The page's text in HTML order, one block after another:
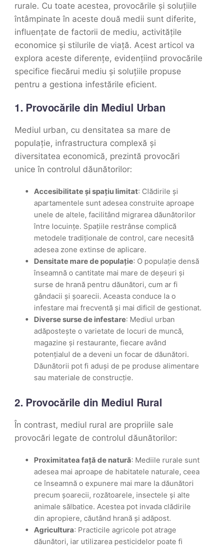
rurale. Cu toate acestea, provocările și soluțiile
întâmpinate în aceste două medii sunt diferite,
influențate de factorii de mediu, activitățile
economice și stilurile de viață. Acest articol va
explora aceste diferențe, evidențiind provocările
specifice fiecărui mediu și soluțiile propuse
pentru a gestiona infestările eficient.
1. Provocările din Mediul Urban
Mediul urban, cu densitatea sa mare de
populație, infrastructura complexă și
diversitatea economică, prezintă provocări
unice în controlul dăunătorilor:
Accesibilitate și spațiu limitat: Clădirile și
apartamentele sunt adesea construite aproape
unele de altele, facilitând migrarea dăunătorilor
între locuințe. Spațiile restrânse complică
metodele tradiționale de control, care necesită
adesea zone extinse de aplicare.
Densitate mare de populație: O populație densă
înseamnă o cantitate mai mare de deșeuri și
surse de hrană pentru dăunători, cum ar fi
gândacii și șoarecii. Aceasta conduce la o
infestare mai frecventă și mai dificil de gestionat.
Diverse surse de infestare: Mediul urban
adăpostește o varietate de locuri de muncă,
magazine și restaurante, fiecare având
potențialul de a deveni un focar de dăunători.
Dăunătorii pot fi aduși de pe produse alimentare
sau materiale de construcție.
2. Provocările din Mediul Rural
În contrast, mediul rural are propriile sale
provocări legate de controlul dăunătorilor:
Proximitatea față de natură: Mediile rurale sunt
adesea mai aproape de habitatele naturale, ceea
ce înseamnă o expunere mai mare la dăunători
precum șoarecii, rozătoarele, insectele și alte
animale sălbatice. Acestea pot invada clădirile
din apropiere, căutând hrană și adăpost.
Agricultura: Practicile agricole pot atrage
dăunători, iar utilizarea pesticidelor poate fi